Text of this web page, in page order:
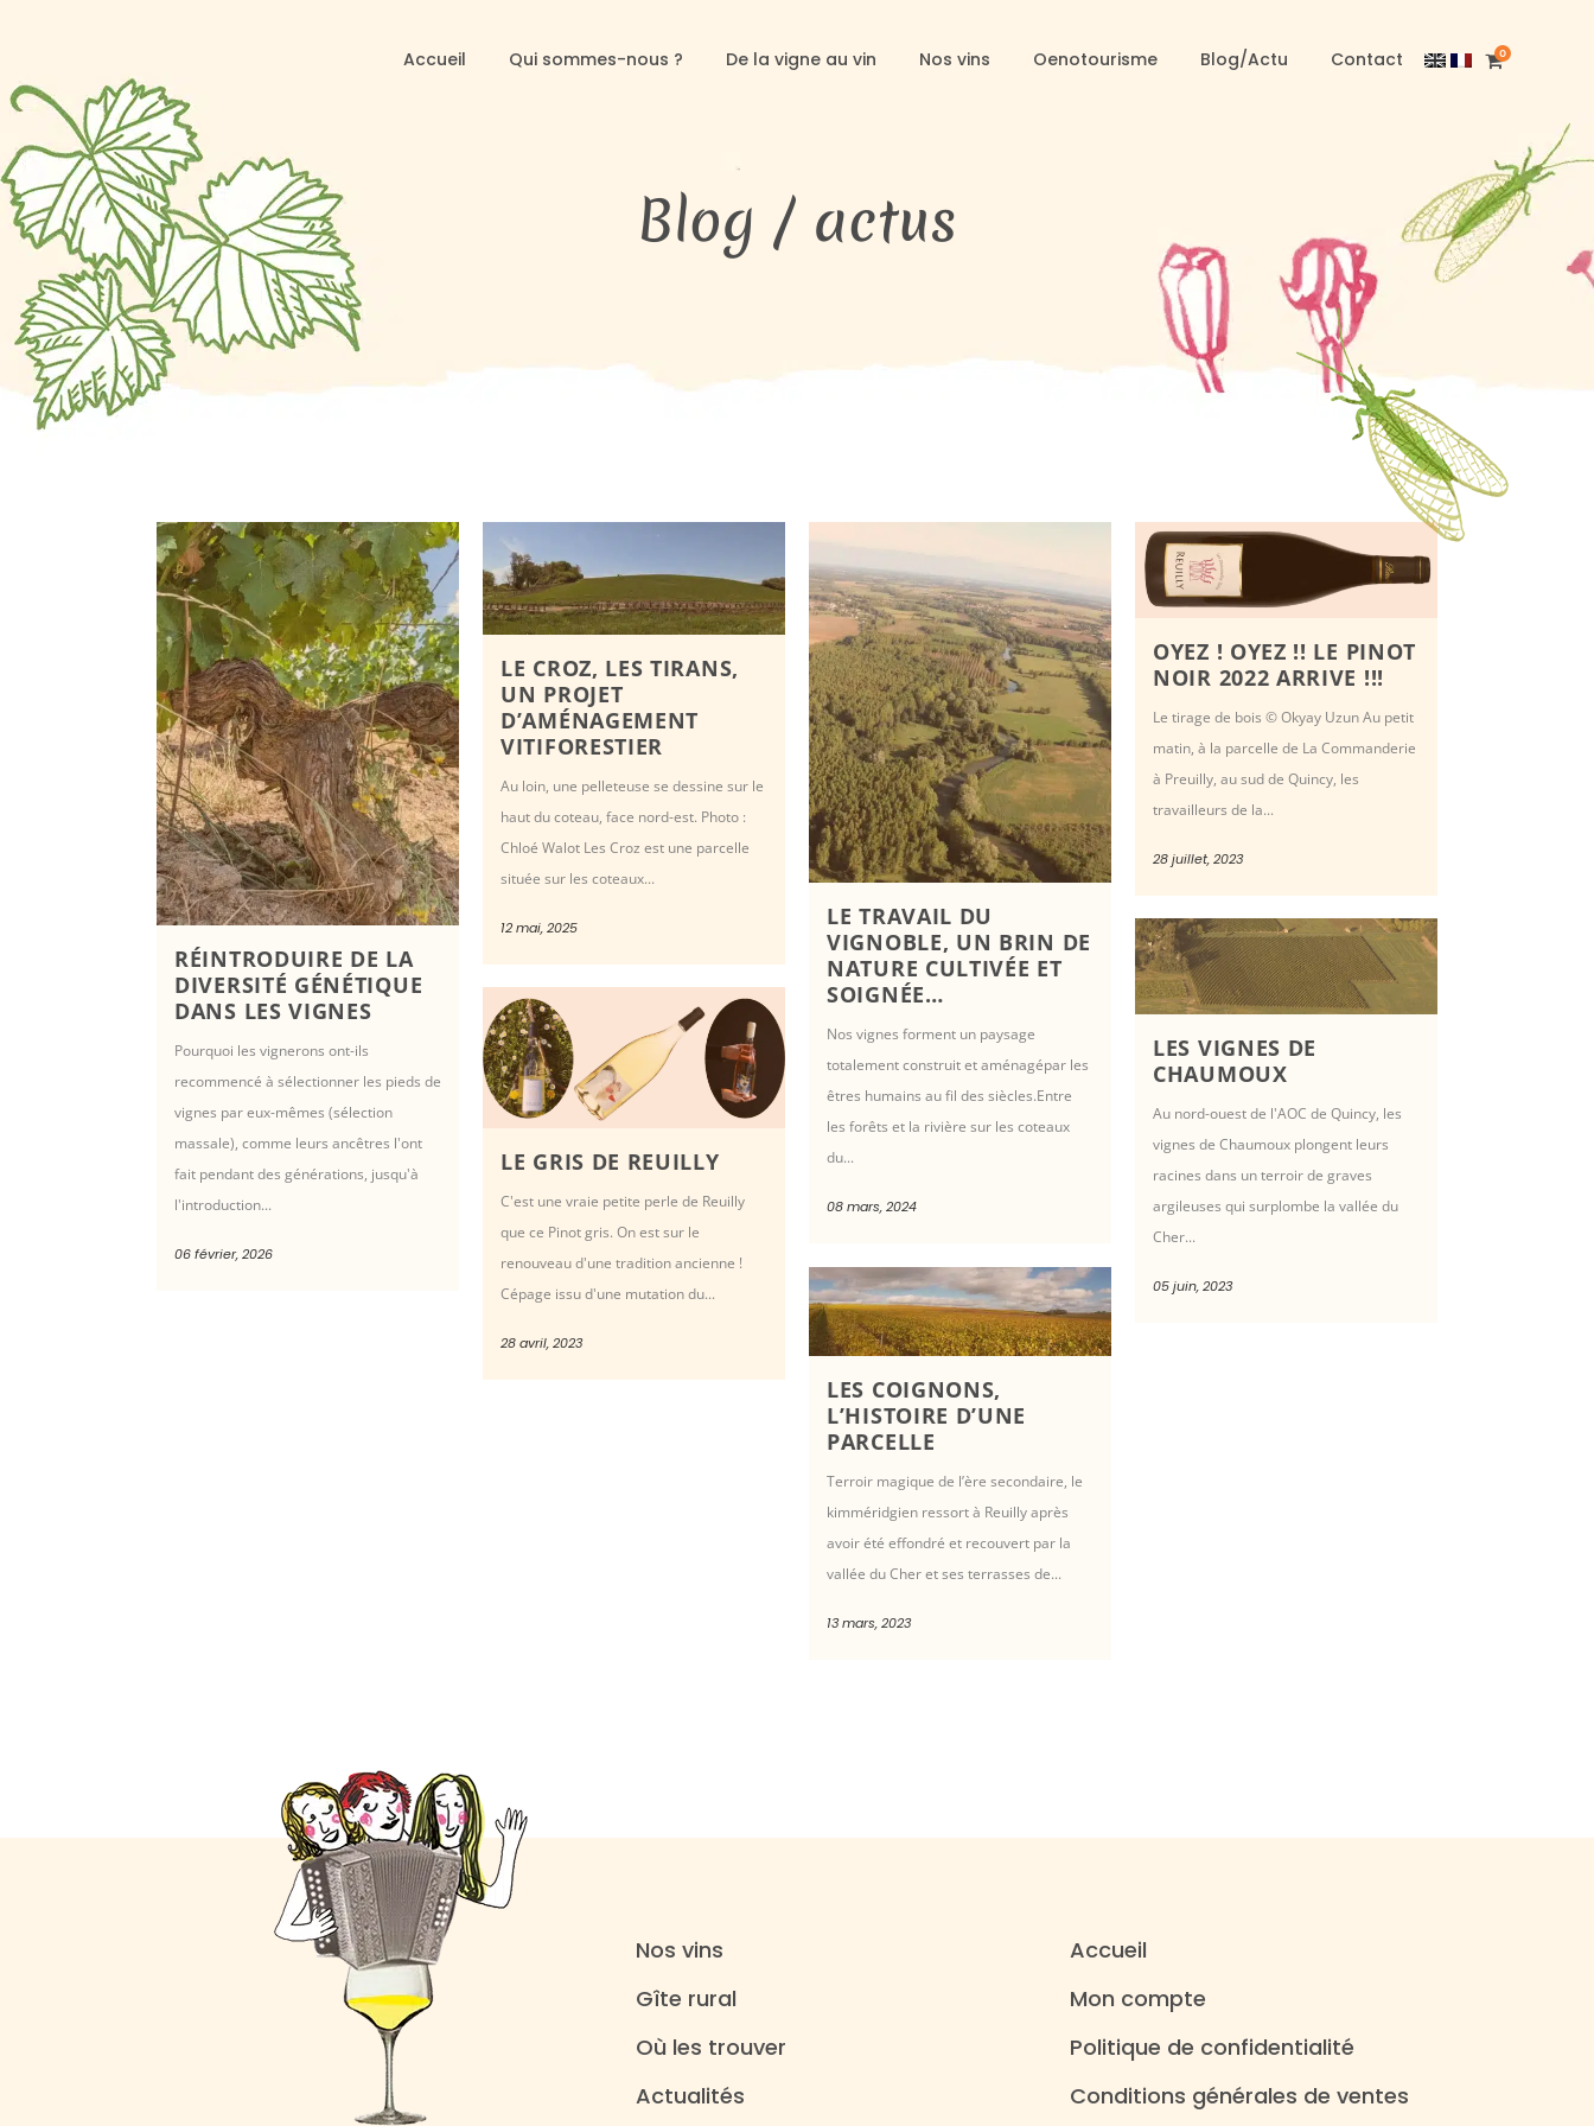
0
Accueil Qui sommes-nous ? De la vigne au vin Nos vins Oenotourisme Blog/Actu Contact
RÉINTRODUIRE DE LA
DIVERSITÉ GÉNÉTIQUE
DANS LES VIGNES
Pourquoi les vignerons ont-ils
recommencé à sélectionner les pieds de
vignes par eux-mêmes (sélection
massale), comme leurs ancêtres l'ont
fait pendant des générations, jusqu'à
l'introduction...
06 février, 2026
LE CROZ, LES TIRANS,
UN PROJET
D’AMÉNAGEMENT
VITIFORESTIER
Au loin, une pelleteuse se dessine sur le
haut du coteau, face nord-est. Photo :
Chloé Walot Les Croz est une parcelle
située sur les coteaux...
12 mai, 2025
LE TRAVAIL DU
VIGNOBLE, UN BRIN DE
NATURE CULTIVÉE ET
SOIGNÉE…
Nos vignes forment un paysage
totalement construit et aménagépar les
êtres humains au fil des siècles.Entre
les forêts et la rivière sur les coteaux
du...
08 mars, 2024
OYEZ ! OYEZ !! LE PINOT
NOIR 2022 ARRIVE !!!
Le tirage de bois © Okyay Uzun Au petit
matin, à la parcelle de La Commanderie
à Preuilly, au sud de Quincy, les
travailleurs de la...
28 juillet, 2023
LES VIGNES DE
CHAUMOUX
Au nord-ouest de l'AOC de Quincy, les
vignes de Chaumoux plongent leurs
racines dans un terroir de graves
argileuses qui surplombe la vallée du
Cher...
05 juin, 2023
LE GRIS DE REUILLY
C'est une vraie petite perle de Reuilly
que ce Pinot gris. On est sur le
renouveau d'une tradition ancienne !
Cépage issu d'une mutation du...
28 avril, 2023
LES COIGNONS,
L’HISTOIRE D’UNE
PARCELLE
Terroir magique de l’ère secondaire, le
kimméridgien ressort à Reuilly après
avoir été effondré et recouvert par la
vallée du Cher et ses terrasses de...
13 mars, 2023
Nos vins
Gîte rural
Où les trouver
Actualités
Accueil
Mon compte
Politique de confidentialité
Conditions générales de ventes